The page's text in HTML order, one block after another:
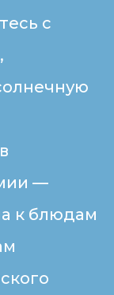
с
—
к блюдам